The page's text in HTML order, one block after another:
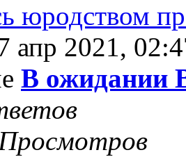
юродством
апр 2021,
В ожидании